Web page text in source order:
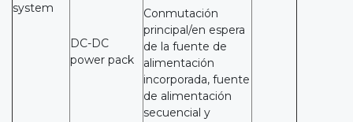
system
DC-DC
power pack
Conmutación
principal/en espera
de la fuente de
alimentación
incorporada, fuente
de alimentación
secuencial y